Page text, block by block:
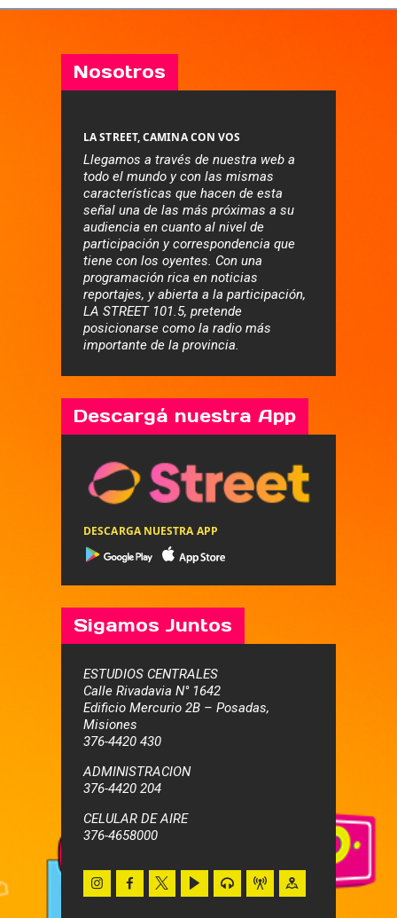
Nosotros
LA STREET, CAMINA CON VOS
Llegamos a través de nuestra web a
todo el mundo y con las mismas
características que hacen de esta
señal una de las más próximas a su
audiencia en cuanto al nivel de
participación y correspondencia que
tiene con los oyentes. Con una
programación rica en noticias
reportajes, y abierta a la participación,
LA STREET 101.5, pretende
posicionarse como la radio más
importante de la provincia.
Descargá nuestra App
DESCARGA NUESTRA APP
Sigamos Juntos
ESTUDIOS CENTRALES
Calle Rivadavia N° 1642
Edificio Mercurio 2B – Posadas,
Misiones
376-4420 430
ADMINISTRACION
376-4420 204
CELULAR DE AIRE
376-4658000